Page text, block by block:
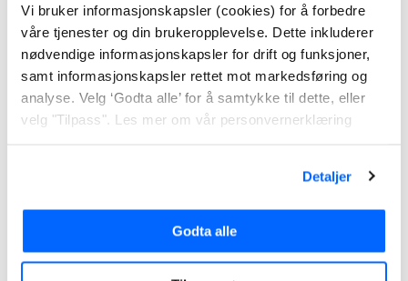
Vi bruker informasjonskapsler (cookies) for å forbedre
våre tjenester og din brukeropplevelse. Dette inkluderer
nødvendige informasjonskapsler for drift og funksjoner,
samt informasjonskapsler rettet mot markedsføring og
analyse. Velg ‘Godta alle’ for å samtykke til dette, eller
velg "Tilpass". Les mer om vår personvernerklæring
Detaljer
Godta alle
terskel.
Du søker enkelt om beløpet du trenger for å rydde opp
i gjeld og annen informasjon om økonomien din.
Deretter vil du i de fleste tilfeller få svar ganske raskt.
Dette er fordi mange banker har automatisert denne
om et forbrukslån for å betale ned eksisterende gjeld.
Du skylder fremdeles det samme beløpet, men du vil
ha flyttet lånene dine til et enkelt lån med lavere rente.